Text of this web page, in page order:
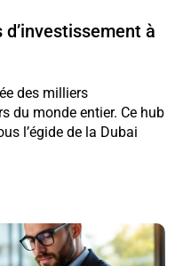
à
des milliers
du monde entier. Ce hub
l’égide de la Dubai